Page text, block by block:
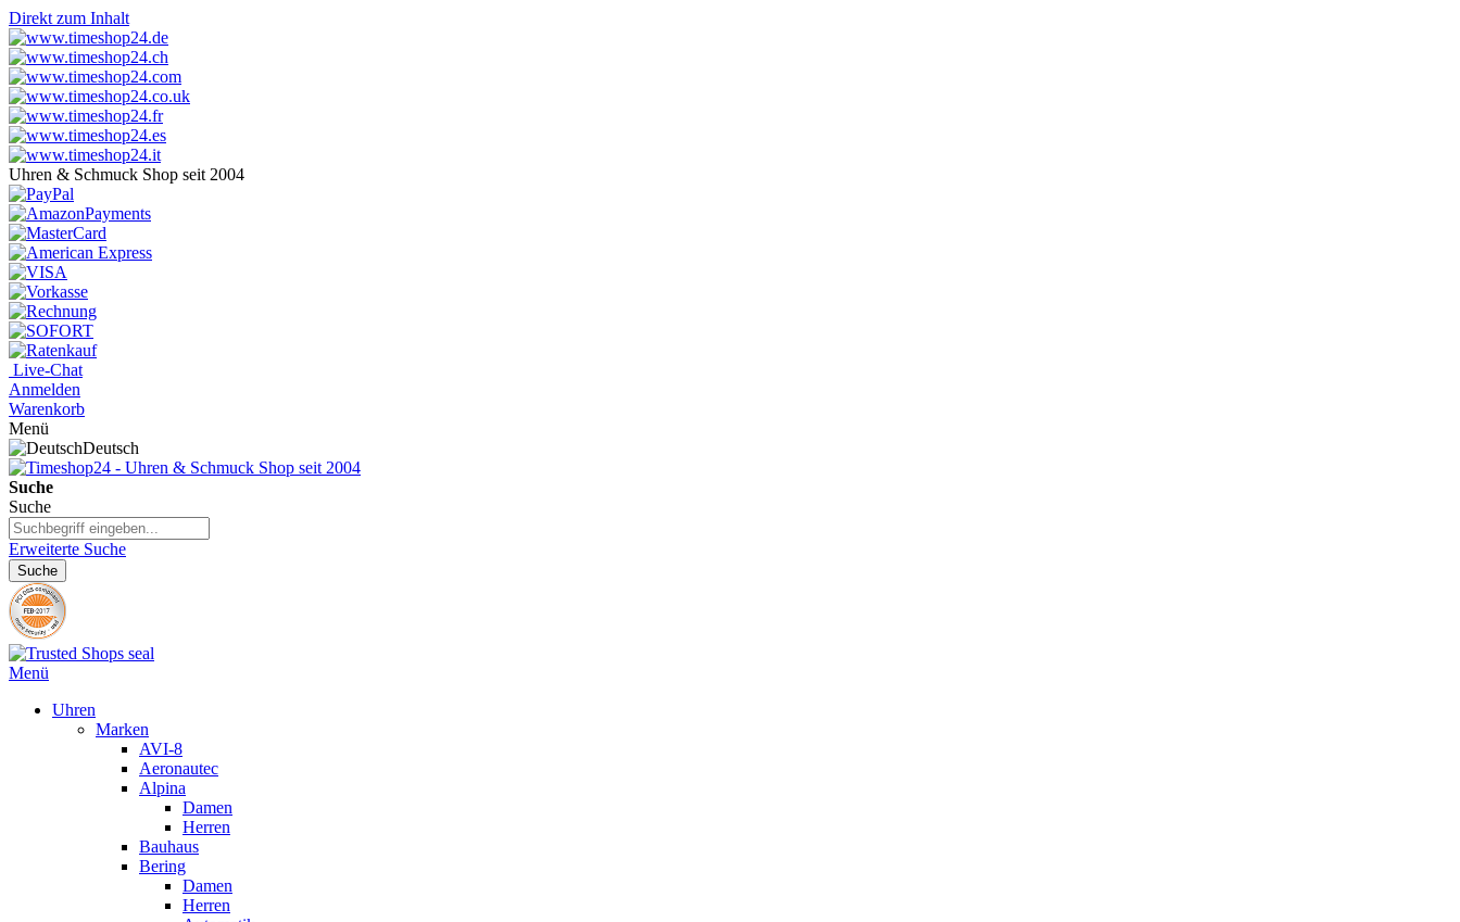
Direkt zum Inhalt
Uhren & Schmuck Shop seit 2004
Live-Chat
Anmelden
Warenkorb
Menü
Deutsch
Suche
Suche
Erweiterte Suche
Suche
Menü
Uhren
Marken
AVI-8
Aeronautec
Alpina
Damen
Herren
Bauhaus
Bering
Damen
Herren